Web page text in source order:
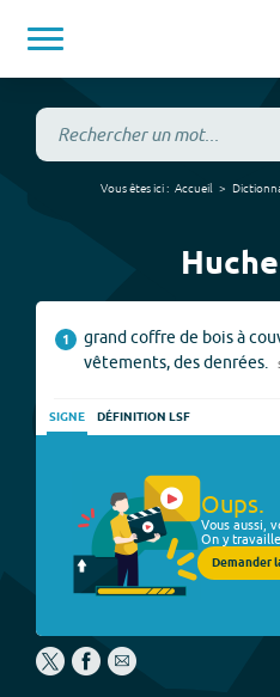
Vous êtes ici : Accueil
1
grand coffre de bois à
vêtements, des denrées.
SIGNE DÉFINITION LSF
Oups.
Vous aussi,
On y
Demander